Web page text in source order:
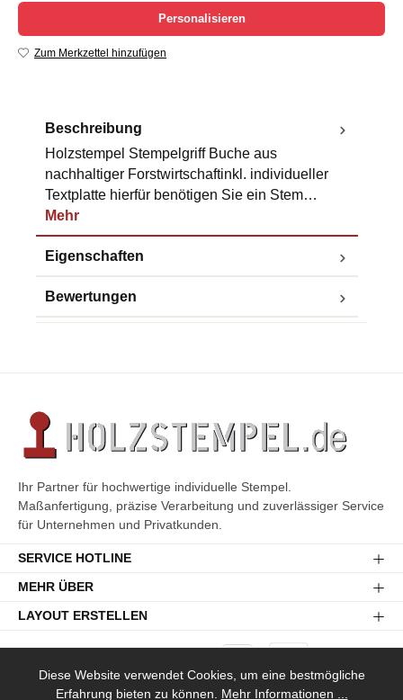
Personalisieren
Zum Merkzettel hinzufügen
Beschreibung
Holzstempel Stempelgriff Buche aus
nachhaltiger Forstwirtschaftinkl. individueller
Textplatte hierfür benötigen Sie ein Stem…
Mehr
Eigenschaften
Bewertungen
Ihr Partner für hochwertige individuelle Stempel.
Maßanfertigung, präzise Verarbeitung und zuverlässiger Service
für Unternehmen und Privatkunden.
SERVICE HOTLINE
MEHR ÜBER
LAYOUT ERSTELLEN
Diese Website verwendet Cookies, um eine bestmögliche
Erfahrung bieten zu können. Mehr Informationen ...